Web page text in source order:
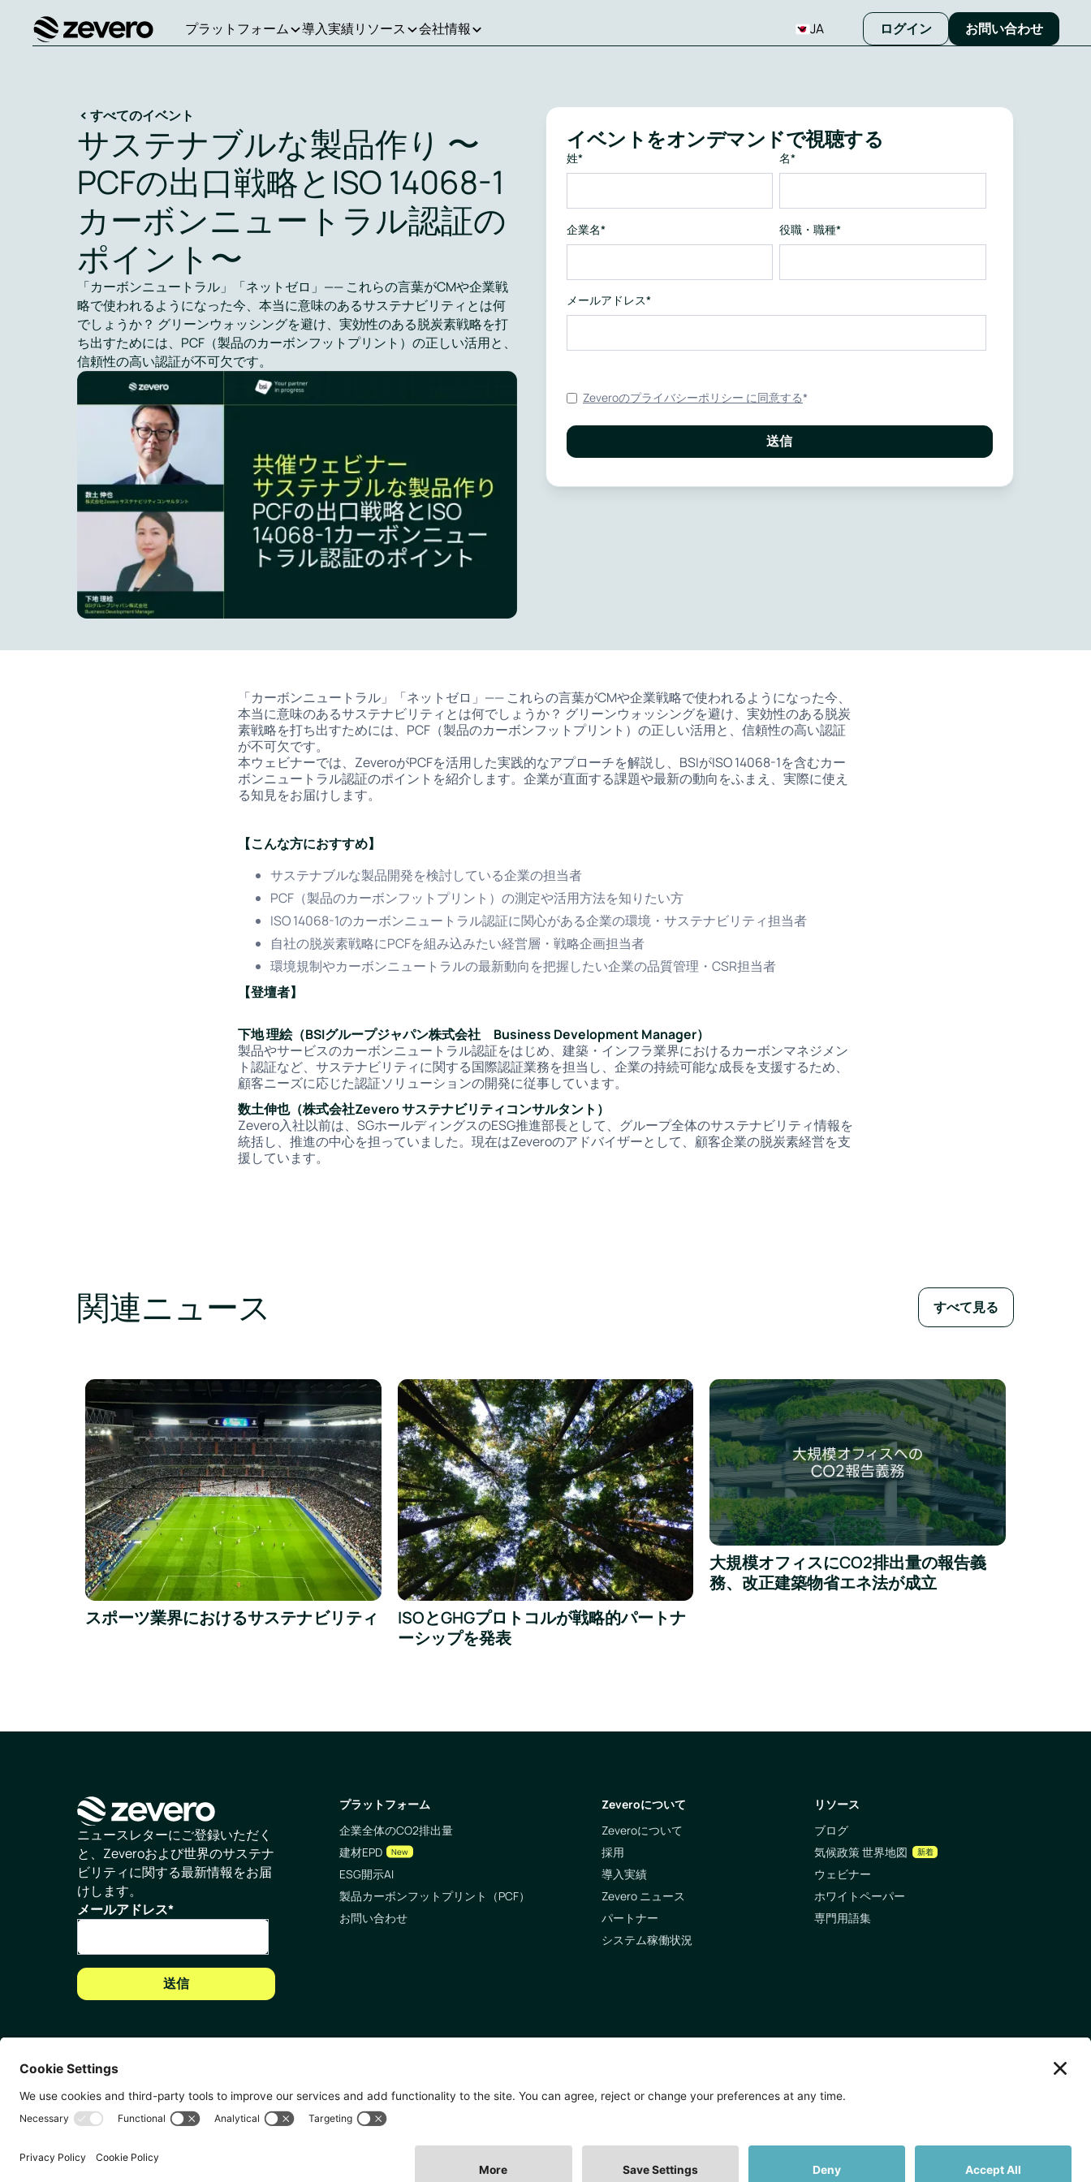
ホーム
プラットフォーム 導入実績リソース 会社情報 JA ログイン お問い合わせ
すべてのイベント
サステナブルな製品作り 〜
PCFの出口戦略とISO 14068-1
カーボンニュートラル認証の
ポイント〜
「カーボンニュートラル」「ネットゼロ」—— これらの言葉がCMや企業戦
略で使われるようになった今、本当に意味のあるサステナビリティとは何
でしょうか？ グリーンウォッシングを避け、実効性のある脱炭素戦略を打
ち出すためには、PCF（製品のカーボンフットプリント）の正しい活用と、
信頼性の高い認証が不可欠です。
イベントをオンデマンドで視聴する
姓* 名*
企業名* 役職・職種*
メールアドレス*
Zeveroのプライバシーポリシー に同意する*
「カーボンニュートラル」「ネットゼロ」—— これらの言葉がCMや企業戦略で使われるようになった今、
本当に意味のあるサステナビリティとは何でしょうか？ グリーンウォッシングを避け、実効性のある脱炭
素戦略を打ち出すためには、PCF（製品のカーボンフットプリント）の正しい活用と、信頼性の高い認証
が不可欠です。
本ウェビナーでは、ZeveroがPCFを活用した実践的なアプローチを解説し、BSIがISO 14068-1を含むカー
ボンニュートラル認証のポイントを紹介します。企業が直面する課題や最新の動向をふまえ、実際に使え
る知見をお届けします。
【こんな方におすすめ】
サステナブルな製品開発を検討している企業の担当者
PCF（製品のカーボンフットプリント）の測定や活用方法を知りたい方
ISO 14068-1のカーボンニュートラル認証に関心がある企業の環境・サステナビリティ担当者
自社の脱炭素戦略にPCFを組み込みたい経営層・戦略企画担当者
環境規制やカーボンニュートラルの最新動向を把握したい企業の品質管理・CSR担当者
【登壇者】
下地 理絵（BSIグループジャパン株式会社 Business Development Manager）
製品やサービスのカーボンニュートラル認証をはじめ、建築・インフラ業界におけるカーボンマネジメン
ト認証など、サステナビリティに関する国際認証業務を担当し、企業の持続可能な成長を支援するため、
顧客ニーズに応じた認証ソリューションの開発に従事しています。
数土伸也（株式会社Zevero サステナビリティコンサルタント）
Zevero入社以前は、SGホールディングスのESG推進部長として、グループ全体のサステナビリティ情報を
統括し、推進の中心を担っていました。現在はZeveroのアドバイザーとして、顧客企業の脱炭素経営を支
援しています。
関連ニュース すべて見る
Read more
スポーツ業界におけるサステナビリティ Read more
ISOとGHGプロトコルが戦略的パートナ
ーシップを発表
Read more
大規模オフィスにCO2排出量の報告義
務、改正建築物省エネ法が成立
ホームページ
ニュースレターにご登録いただく
と、Zeveroおよび世界のサステナ
ビリティに関する最新情報をお届
けします。
メールアドレス*
プラットフォーム
企業全体のCO2排出量
建材EPD
New
ESG開示AI
製品カーボンフットプリント（PCF）
お問い合わせ
Zeveroについて
Zeveroについて
採用
導入実績
Zevero ニュース
パートナー
システム稼働状況
リソース
ブログ
気候政策 世界地図
新着
ウェビナー
ホワイトペーパー
専門用語集
お問い合わせ
メールアドレス
6DF
Plaza Singapore 079903
IsaI AkasakA 1405室